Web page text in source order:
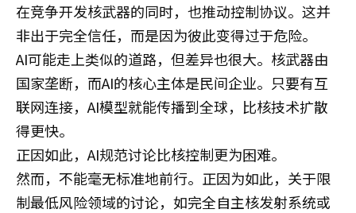
在竞争开发核武器的同时，也推动控制协议。这并
非出于完全信任，而是因为彼此变得过于危险。
AI可能走上类似的道路，但差异也很大。核武器由
国家垄断，而AI的核心主体是民间企业。只要有互
联网连接，AI模型就能传播到全球，比核技术扩散
得更快。
正因如此，AI规范讨论比核控制更为困难。
然而，不能毫无标准地前行。正因为如此，关于限
制最低风险领域的讨论，如完全自主核发射系统或